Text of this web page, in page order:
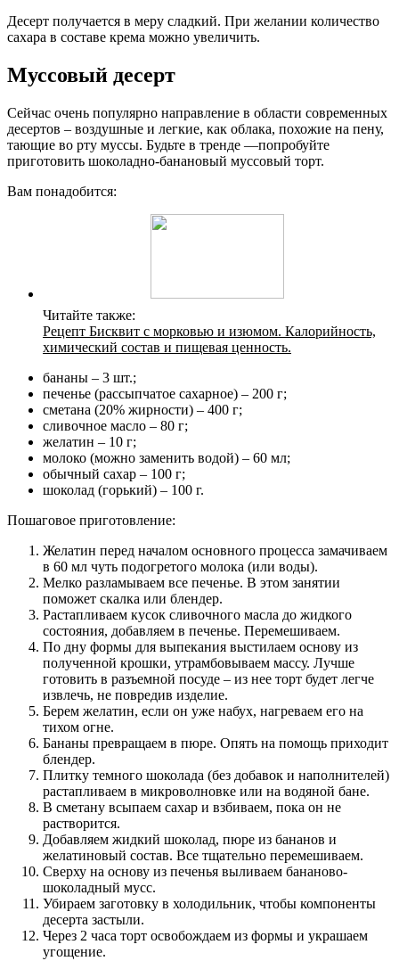
Десерт получается в меру сладкий. При желании количество
сахара в составе крема можно увеличить.
Муссовый десерт
Сейчас очень популярно направление в области современных
десертов – воздушные и легкие, как облака, похожие на пену,
тающие во рту муссы. Будьте в тренде —попробуйте
приготовить шоколадно-банановый муссовый торт.
Вам понадобится:
Читайте также:
Рецепт Бисквит с морковью и изюмом. Калорийность,
химический состав и пищевая ценность.
бананы – 3 шт.;
печенье (рассыпчатое сахарное) – 200 г;
сметана (20% жирности) – 400 г;
сливочное масло – 80 г;
желатин – 10 г;
молоко (можно заменить водой) – 60 мл;
обычный сахар – 100 г;
шоколад (горький) – 100 г.
Пошаговое приготовление:
Желатин перед началом основного процесса замачиваем
в 60 мл чуть подогретого молока (или воды).
Мелко разламываем все печенье. В этом занятии
поможет скалка или блендер.
Растапливаем кусок сливочного масла до жидкого
состояния, добавляем в печенье. Перемешиваем.
По дну формы для выпекания выстилаем основу из
полученной крошки, утрамбовываем массу. Лучше
готовить в разъемной посуде – из нее торт будет легче
извлечь, не повредив изделие.
Берем желатин, если он уже набух, нагреваем его на
тихом огне.
Бананы превращаем в пюре. Опять на помощь приходит
блендер.
Плитку темного шоколада (без добавок и наполнителей)
растапливаем в микроволновке или на водяной бане.
В сметану всыпаем сахар и взбиваем, пока он не
растворится.
Добавляем жидкий шоколад, пюре из бананов и
желатиновый состав. Все тщательно перемешиваем.
Сверху на основу из печенья выливаем бананово-
шоколадный мусс.
Убираем заготовку в холодильник, чтобы компоненты
десерта застыли.
Через 2 часа торт освобождаем из формы и украшаем
угощение.